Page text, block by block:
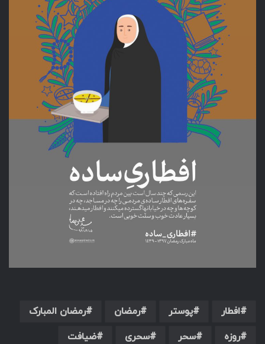
افطار پوستر رمضان
رمضان المبارک
روزه
سحر سحری
ضیافت